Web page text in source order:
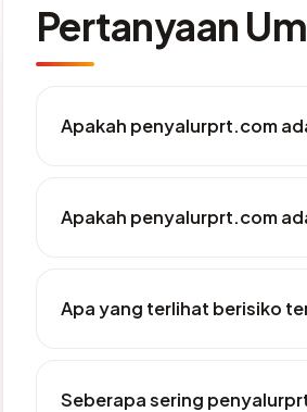
Pertanyaan
Apakah penyalurprt.com
Apakah penyalurprt.com
Apa yang terlihat berisiko
Seberapa sering